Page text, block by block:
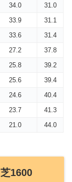
34.0
31.0
33.9
31.1
33.6
31.4
27.2
37.8
25.8
39.2
25.6
39.4
24.6
40.4
23.7
41.3
21.0 44.0
1600